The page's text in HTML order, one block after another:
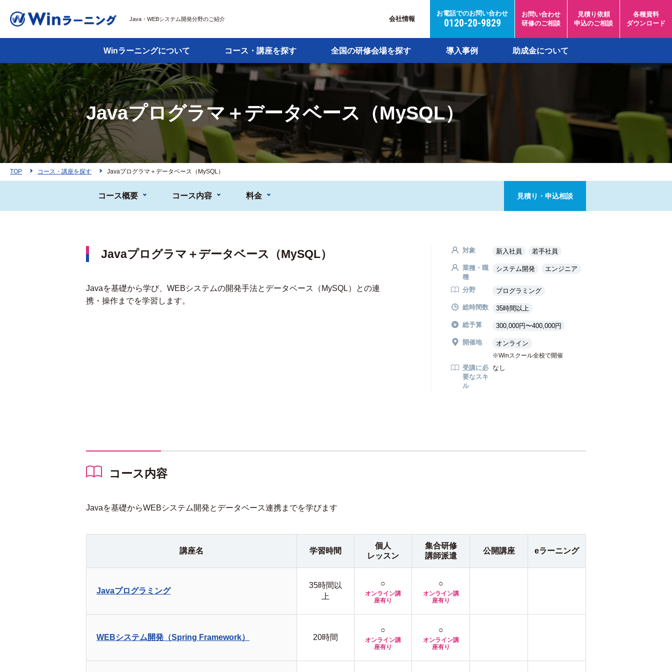
Java・WEBシステム開発分野のご紹介 会社情報
お電話でのお問い合わせ
0120-20-9829
お問い合わせ
研修のご相談
見積り依頼
申込のご相談
各種資料
ダウンロード
Winラーニングについて コース・講座を探す 全国の研修会場を探す 導入事例 助成金について
Javaプログラマ＋データベース（MySQL）
TOP コース・講座を探す Javaプログラマ＋データベース（MySQL）
コース概要 コース内容 料金 見積り・申込相談
Javaプログラマ＋データベース（MySQL）
Javaを基礎から学び、WEBシステムの開発手法とデータベース（MySQL）との連
携・操作までを学習します。
対象 新入社員 若手社員
業種・職
種
システム開発 エンジニア
分野 プログラミング
総時間数 35時間以上
総予算 300,000円〜400,000円
開催地 オンライン
Winスクール全校で開催
受講に必
要なスキ
ル
なし
コース内容
Javaを基礎からWEBシステム開発とデータベース連携までを学びます
講座名 学習時間
個人
レッスン
集合研修
講師派遣
公開講座 eラーニング
Javaプログラミング
35時間以
上
○
オンライン講
座有り
○
オンライン講
座有り
WEBシステム開発（Spring Framework） 20時間
○
オンライン講
座有り
○
オンライン講
座有り